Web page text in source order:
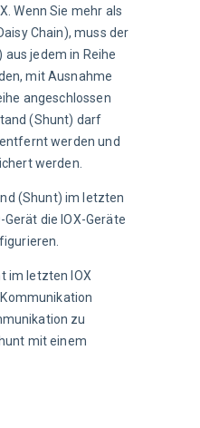
Wenn Sie mehr als
Chain), muss der
jedem in Reihe
mit Ausnahme
angeschlossen
(Shunt) darf
werden und
werden.
(Shunt) im letzten
Gerät die IOX-Geräte
im letzten IOX
zu
mit einem